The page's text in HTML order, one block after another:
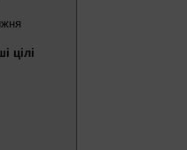
цілі